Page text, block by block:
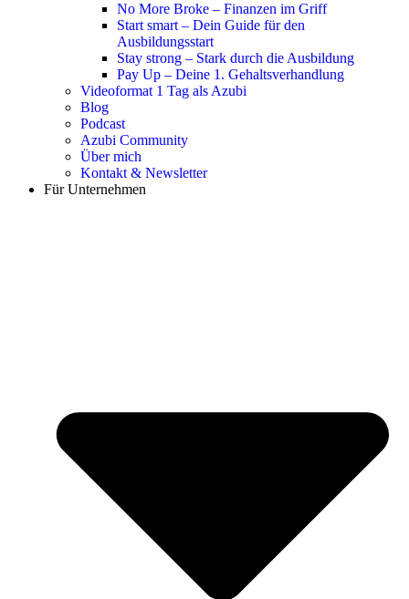
No More Broke – Finanzen im Griff
Start smart – Dein Guide für den
Ausbildungsstart
Stay strong – Stark durch die Ausbildung
Pay Up – Deine 1. Gehaltsverhandlung
Videoformat 1 Tag als Azubi
Blog
Podcast
Azubi Community
Über mich
Kontakt & Newsletter
Für Unternehmen